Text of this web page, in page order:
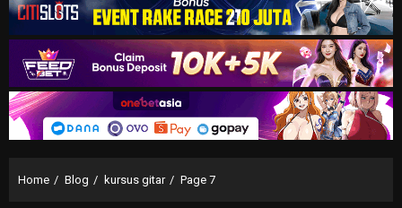
Home Blog kursus gitar Page 7